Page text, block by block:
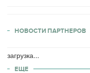
НОВОСТИ ПАРТНЕРОВ
загрузка...
ЕЩЕ